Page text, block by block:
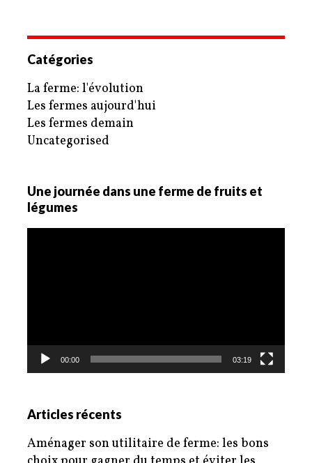
Catégories
La ferme: l'évolution
Les fermes aujourd'hui
Les fermes demain
Uncategorised
Une journée dans une ferme de fruits et
légumes
00:00 03:19
Articles récents
Aménager son utilitaire de ferme: les bons